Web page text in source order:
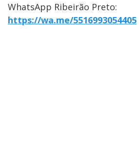
WhatsApp Ribeirão Preto:
https://wa.me/5516993054405